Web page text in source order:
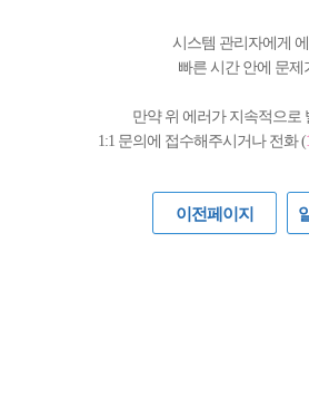
시스템 관리자에게
빠른 시간 안에 문
만약 위 에러가 지속적으로
1:1 문의에 접수해주시거나 전화 (
이전페이지